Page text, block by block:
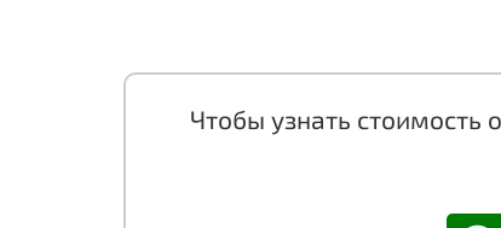
Чтобы узнать стоимость